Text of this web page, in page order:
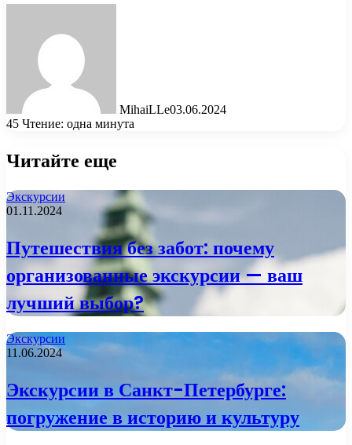
MihaiLLe03.06.2024
45 Чтение: одна минута
Читайте еще
Экскурсии
01.11.2024
Путешествия без забот: почему
организованные экскурсии — ваш
лучший выбор?
Экскурсии
11.06.2024
Экскурсии в Санкт-Петербурге:
погружение в историю и культуру